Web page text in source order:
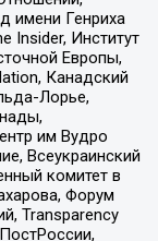
Генриха
Insider, Институт
Европы,
Канадский
Лорье,
им Вудро
Всеукраинский
комитет в
Форум
Transparеncy